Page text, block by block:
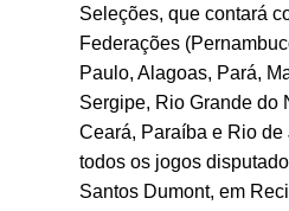
Seleções, que contará
Federações
Paulo, Alagoas, Pará,
Sergipe, Rio Grande do
Ceará, Paraíba e Rio de
todos os jogos
Santos Dumont, em